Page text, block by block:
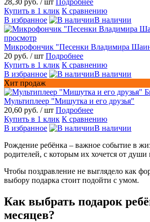
Купить в 1 клик К сравнению
В избранное
В наличии
просмотр
Микрофончик "Песенки Владимира
20 руб. / шт Подробнее
Купить в 1 клик К сравнению
В избранное
В наличии
Хит продаж
Мультиплеер "Мишутка и его друзья"
20,60 руб. / шт Подробнее
Купить в 1 клик К сравнению
В избранное
В наличии
Рождение ребёнка – важное событие в
родителей, с которым их хочется от души
Чтобы поздравление не выглядело как
выбору подарка стоит подойти с умом.
Как выбрать подарок
месяцев?